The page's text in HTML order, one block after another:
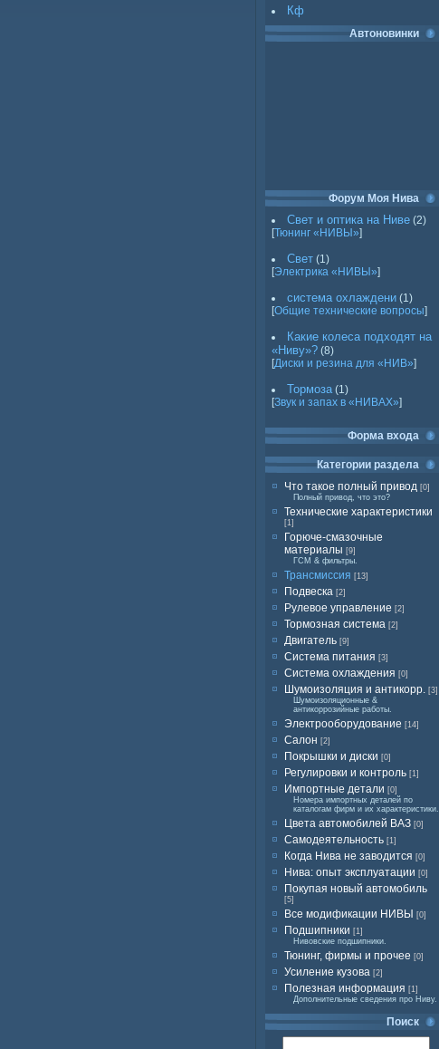
Кф
Автоновинки
Форум Моя Нива
Свет и оптика на Ниве (2)
[Тюнинг «НИВЫ»]
Свет (1)
[Электрика «НИВЫ»]
система охлаждени (1)
[Общие технические вопросы]
Какие колеса подходят на
«Ниву»? (8)
[Диски и резина для «НИВ»]
Тормоза (1)
[Звук и запах в «НИВАХ»]
Форма входа
Категории раздела
Что такое полный привод [0]
Полный привод, что это?
Технические характеристики
[1]
Горюче-смазочные
материалы [9]
ГСМ & фильтры.
Трансмиссия [13]
Подвеска [2]
Рулевое управление [2]
Тормозная система [2]
Двигатель [9]
Система питания [3]
Система охлаждения [0]
Шумоизоляция и антикорр. [3]
Шумоизоляционные &
антикоррозийные работы.
Электрооборудование [14]
Салон [2]
Покрышки и диски [0]
Регулировки и контроль [1]
Импортные детали [0]
Номера импортных деталей по
каталогам фирм и их характеристики.
Цвета автомобилей ВАЗ [0]
Самодеятельность [1]
Когда Нива не заводится [0]
Нива: опыт эксплуатации [0]
Покупая новый автомобиль
[5]
Все модификации НИВЫ [0]
Подшипники [1]
Нивовские подшипники.
Тюнинг, фирмы и прочее [0]
Усиление кузова [2]
Полезная информация [1]
Дополнительные сведения про Ниву.
Поиск